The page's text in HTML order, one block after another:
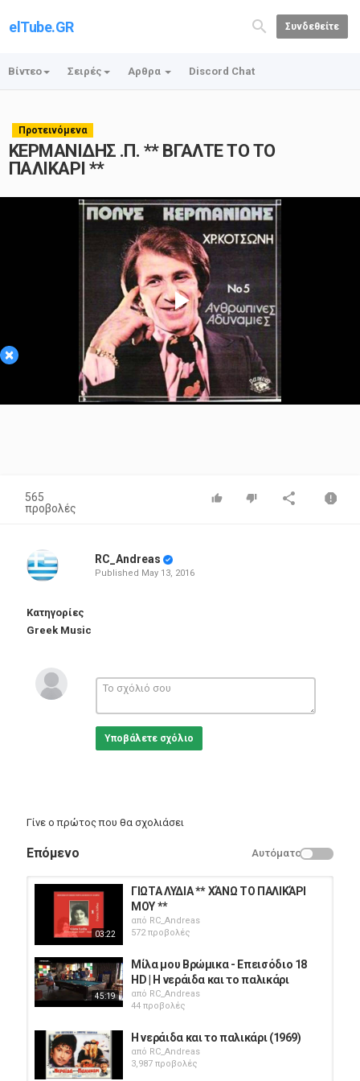
elTube.GR Συνδεθείτε
Βίντεο Σειρές Αρθρα Discord Chat
Προτεινόμενα
ΚΕΡΜΑΝΙΔΗΣ .Π. ** ΒΓΑΛΤΕ ΤΟ ΤΟ
ΠΑΛΙΚΑΡΙ **
×
Play
Video
565
προβολές
RC_Andreas
Published May 13, 2016
Κατηγορίες
Greek Music
Υποβάλετε σχόλιο
Γίνε ο πρώτος που θα σχολιάσει
Επόμενο Αυτόματο
03:22
ΓΙΩΤΑ ΛΥΔΙΑ ** ΧΆΝΩ ΤΟ ΠΑΛΙΚΆΡΙ
ΜΟΥ **
από RC_Andreas
572 προβολές
45:19
Μίλα μου Βρώμικα - Επεισόδιο 18
HD | Η νεράιδα και το παλικάρι
από RC_Andreas
44 προβολές
Η νεράιδα και το παλικάρι (1969)
από RC_Andreas
3,987 προβολές